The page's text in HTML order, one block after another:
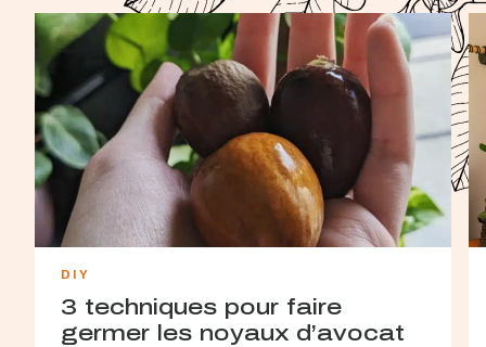
DIY
3 techniques pour faire
germer les noyaux d’avocat